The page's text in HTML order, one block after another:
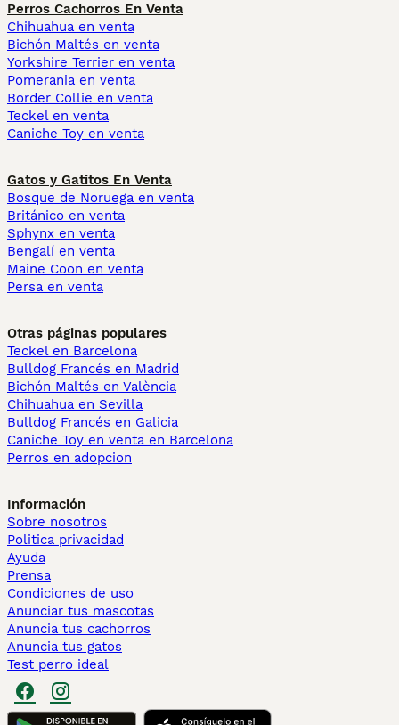
Perros Cachorros En Venta
Chihuahua en venta
Bichón Maltés en venta
Yorkshire Terrier en venta
Pomerania en venta
Border Collie en venta
Teckel en venta
Caniche Toy en venta
Gatos y Gatitos En Venta
Bosque de Noruega en venta
Británico en venta
Sphynx en venta
Bengalí en venta
Maine Coon en venta
Persa en venta
Otras páginas populares
Teckel en Barcelona
Bulldog Francés en Madrid
Bichón Maltés en València
Chihuahua en Sevilla
Bulldog Francés en Galicia
Caniche Toy en venta en Barcelona
Perros en adopcion
Información
Sobre nosotros
Politica privacidad
Ayuda
Prensa
Condiciones de uso
Anunciar tus mascotas
Anuncia tus cachorros
Anuncia tus gatos
Test perro ideal